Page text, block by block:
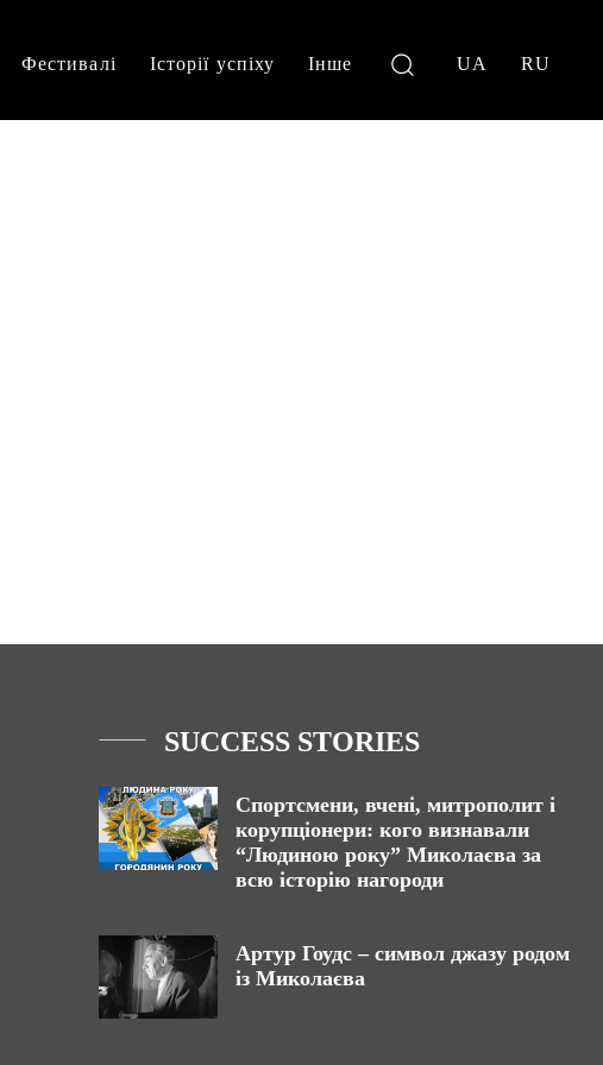
Фестивалі Історії успіху Інше UA RU
SUCCESS STORIES
Спортсмени, вчені, митрополит і
корупціонери: кого визнавали
“Людиною року” Миколаєва за
всю історію нагороди
Артур Гоудс – символ джазу родом
із Миколаєва